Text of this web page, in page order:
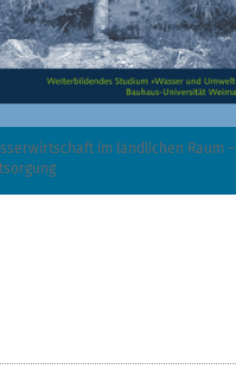
im ländlichen Raum –